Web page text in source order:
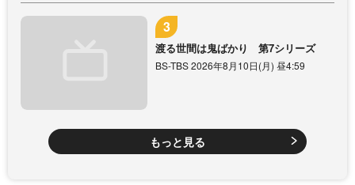
渡る世間は鬼ばかり 第7シリーズ
BS-TBS 2026年8月10日(月) 昼4:59
もっと見る